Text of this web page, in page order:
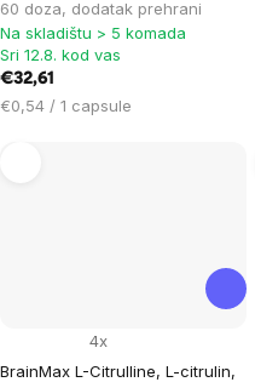
60 doza, dodatak prehrani
Na skladištu > 5 komada
Sri 12.8. kod vas
€32,61
Cijena
€0,54 / 1 capsule
BrainMax L-Citrulline, L-citrulin,
4x